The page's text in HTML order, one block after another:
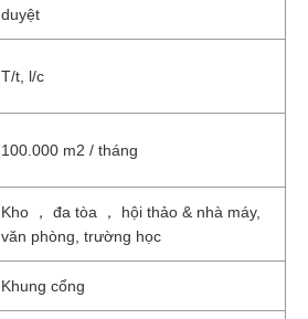
duyệt
T/t, l/c
100.000 m2 / tháng
Kho ， đa tòa ， hội thảo & nhà máy,
văn phòng, trường học
Khung cổng